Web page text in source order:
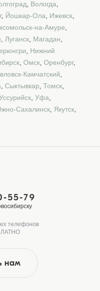
Вологда
, Йошкар-Ола Ижевск
на-Амуре
Луганск Магадан
Нижний
Омск Оренбург,
Камчатский
Сыктывкар Томск
Уфа
Сахалинск Якутск
55-79
телефонов
нам